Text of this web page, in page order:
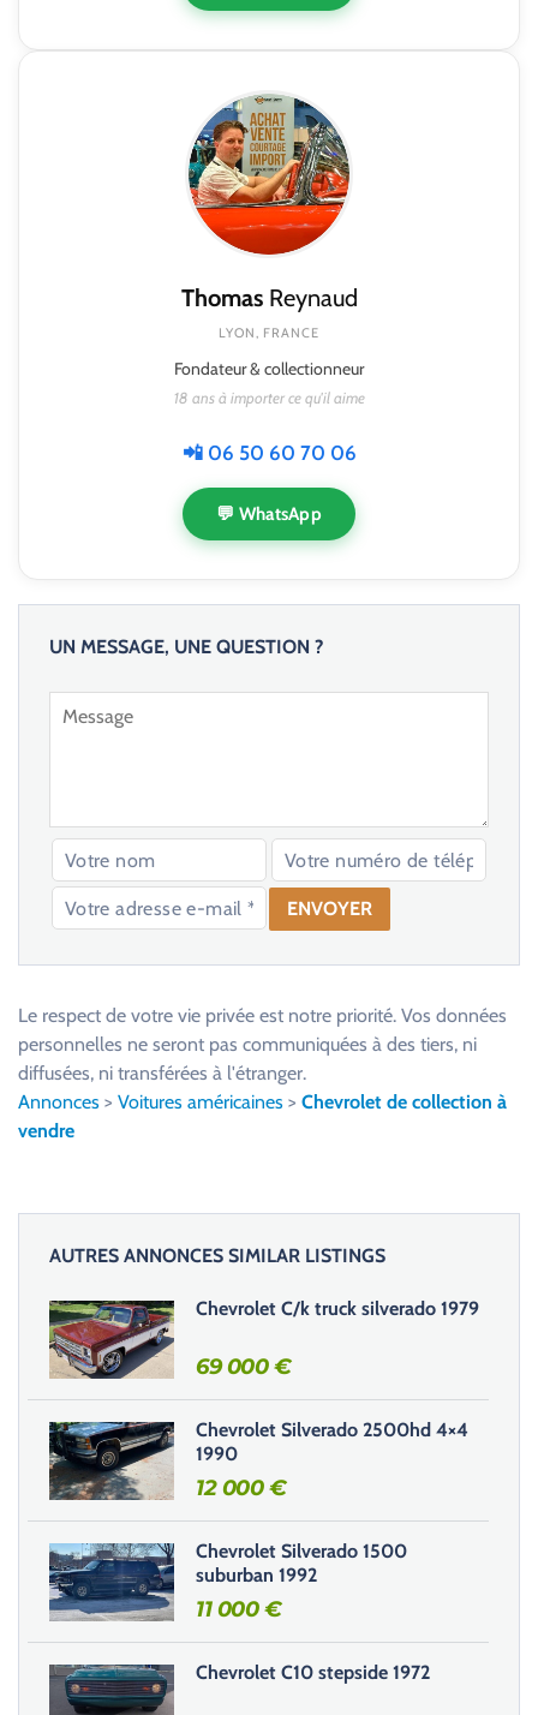
ThomasReynaud
LYON, FRANCE
Fondateur & collectionneur
18 ans à importer ce qu'il aime
📲 06 50 60 70 06
💬 WhatsApp
UN MESSAGE, UNE QUESTION ?
e
s
e
r
c
e
c
h
a
m
p
v
i
d
e
Le respect de votre vie privée est notre priorité. Vos données
personnelles ne seront pas communiquées à des tiers, ni
diffusées, ni transférées à l'étranger.
Annonces > Voitures américaines > Chevrolet de collection à
vendre
AUTRES ANNONCES SIMILAR LISTINGS
Chevrolet C/k truck silverado 1979
69 000€
Chevrolet Silverado 2500hd 4×4
1990
12 000€
Chevrolet Silverado 1500
suburban 1992
11 000€
Chevrolet C10 stepside 1972